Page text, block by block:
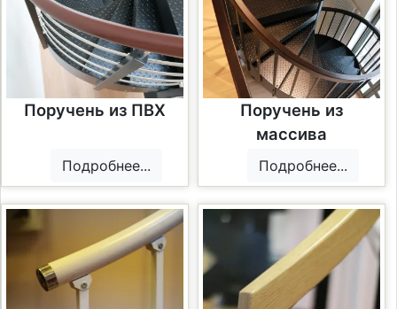
Поручень из ПВХ
Подробнее...
Поручень из
массива
Подробнее...